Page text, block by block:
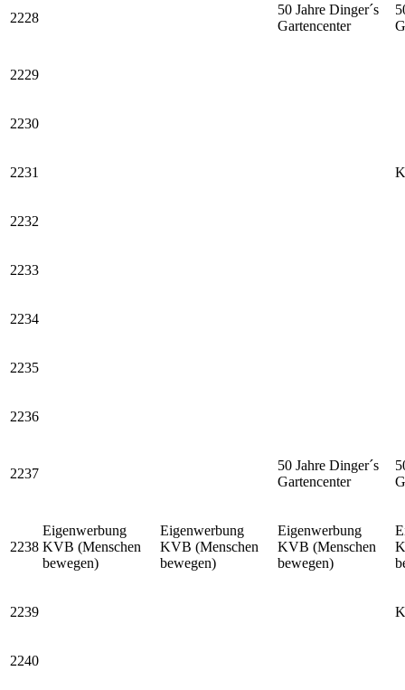
2228
50 Jahre Dinger´s
Gartencenter
2229
2230
2231
2232
2233
2234
2235
2236
2237
50 Jahre Dinger´s
Gartencenter
2238
Eigenwerbung
KVB (Menschen
bewegen)
Eigenwerbung
KVB (Menschen
bewegen)
Eigenwerbung
KVB (Menschen
bewegen)
2239
2240